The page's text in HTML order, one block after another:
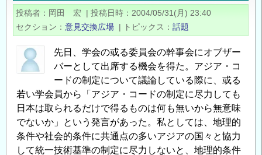
ォ
ー
ラ
ム
講
会
の
強
の
投稿者 岡田 宏 | 投稿日時
2004/05/31(月) 23:40
セクション
意見交換広場 | トピックス 話題
先日、学会の或る委員会の幹事会にオブザー
バーとして出席する機会を得た。アジア・コ
ードの制定について議論している際に、或る
若い学会員から「アジア・コードの制定に尽力しても
日本は取られるだけで得るものは何も無いから無意味
でないか」という発言があった。私としては、地理的
条件や社会的条件に共通点の多いアジアの国々と協力
して統一技術基準の制定に尽力しないと、地理的条件